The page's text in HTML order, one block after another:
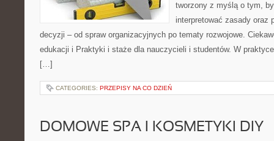
tworzony z myślą o tym,
interpretować zasady oraz
decyzji – od spraw organizacyjnych po tematy rozwojowe.
edukacji i Praktyki i staże dla nauczycieli i studentów. W
[…]
CATEGORIES: PRZEPISY NA CO DZIEŃ
DOMOWE SPA I KOSMETYKI DIY